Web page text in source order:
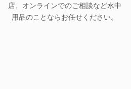
店、オンラインでのご相談など水中
用品のことならお任せください。